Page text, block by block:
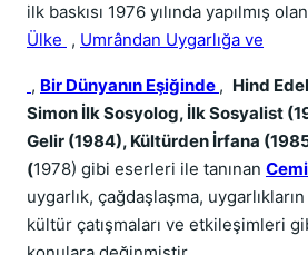
ilk baskısı 1976 yılında yapılmış
Ülke , Umrândan Uygarlığa ve
, Bir Dünyanın Eşiğinde , Hind
Simon İlk Sosyolog, İlk Sosyalist
Gelir (1984), Kültürden İrfana
(1978) gibi eserleri ile tanınan
uygarlık, çağdaşlaşma,
kültür çatışmaları ve etkileşimleri